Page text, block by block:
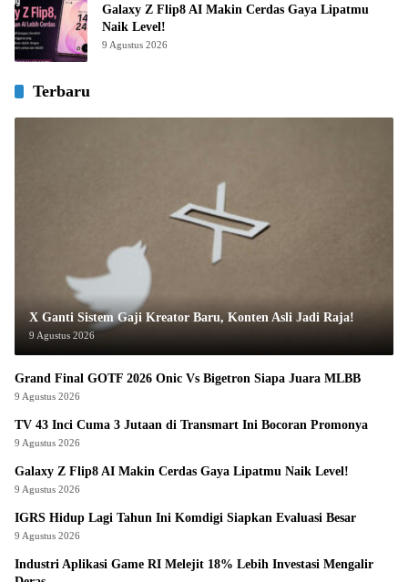
Galaxy Z Flip8 AI Makin Cerdas Gaya Lipatmu
Naik Level!
9 Agustus 2026
Terbaru
X Ganti Sistem Gaji Kreator Baru, Konten Asli Jadi Raja!
9 Agustus 2026
Grand Final GOTF 2026 Onic Vs Bigetron Siapa Juara MLBB
9 Agustus 2026
TV 43 Inci Cuma 3 Jutaan di Transmart Ini Bocoran Promonya
9 Agustus 2026
Galaxy Z Flip8 AI Makin Cerdas Gaya Lipatmu Naik Level!
9 Agustus 2026
IGRS Hidup Lagi Tahun Ini Komdigi Siapkan Evaluasi Besar
9 Agustus 2026
Industri Aplikasi Game RI Melejit 18% Lebih Investasi Mengalir